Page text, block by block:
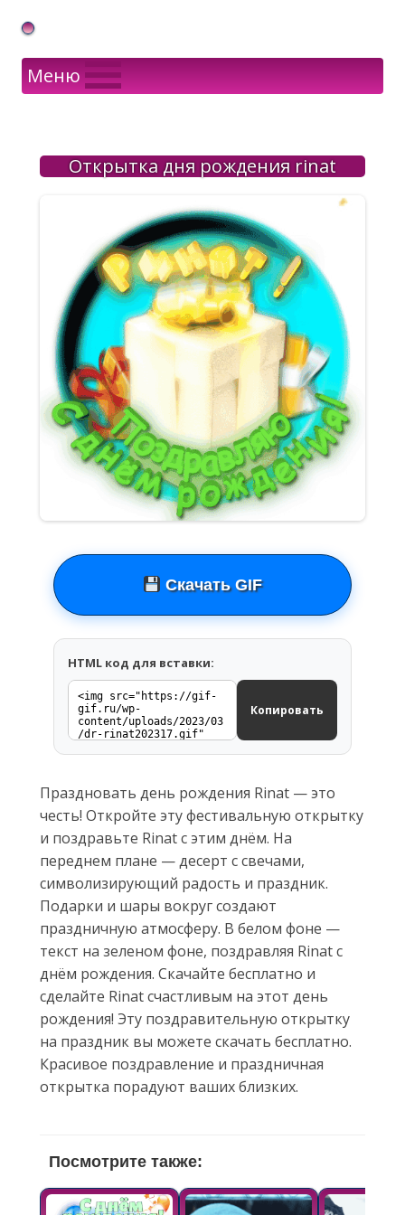
Gif Открытки в подарок
Меню
Открытка дня рождения rinat
Скачать GIF
HTML код для вставки:
Копировать
Праздновать день рождения Rinat — это
честь! Откройте эту фестивальную открытку
и поздравьте Rinat с этим днём. На
переднем плане — десерт с свечами,
символизирующий радость и праздник.
Подарки и шары вокруг создают
праздничную атмосферу. В белом фоне —
текст на зеленом фоне, поздравляя Rinat с
днём рождения. Скачайте бесплатно и
сделайте Rinat счастливым на этот день
рождения! Эту поздравительную открытку
на праздник вы можете скачать бесплатно.
Красивое поздравление и праздничная
открытка порадуют ваших близких.
Посмотрите также: